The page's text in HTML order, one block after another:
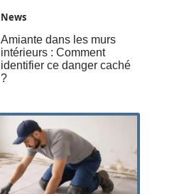
News
Amiante dans les murs
intérieurs : Comment
identifier ce danger caché
?